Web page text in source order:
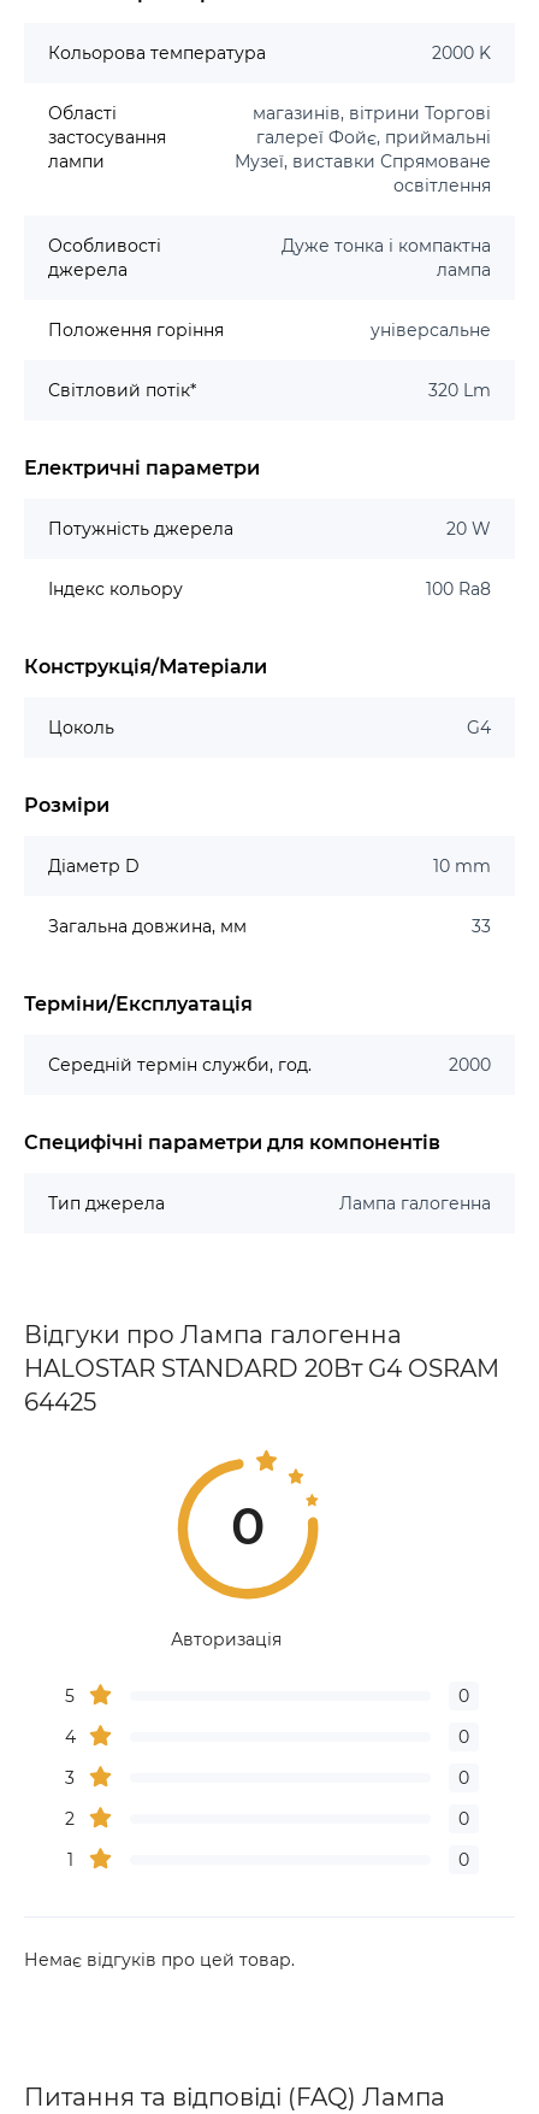
Кольорова температура 2000 K
Області
застосування
лампи
магазинів, вітрини Торгові
галереї Фойє, приймальні
Музеї, виставки Спрямоване
освітлення
Особливості
джерела
Дуже тонка і компактна
лампа
Положення горіння універсальне
Світловий потік* 320 Lm
Електричні параметри
Потужність джерела 20 W
Індекс кольору 100 Ra8
Конструкція/Матеріали
Цоколь G4
Розміри
Діаметр D 10 mm
Загальна довжина, мм 33
Терміни/Експлуатація
Середній термін служби, год. 2000
Специфічні параметри для компонентів
Тип джерела Лампа галогенна
Відгуки про Лампа галогенна
HALOSTAR STANDARD 20Вт G4 OSRAM
64425
0
Авторизація
5
0
4
0
3
0
2
0
1
0
Немає відгуків про цей товар.
Питання та відповіді (FAQ) Лампа